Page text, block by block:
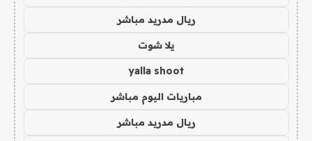
ريال مدريد مباشر
يلا شوت
yalla shoot
مباريات اليوم مباشر
ريال مدريد مباشر